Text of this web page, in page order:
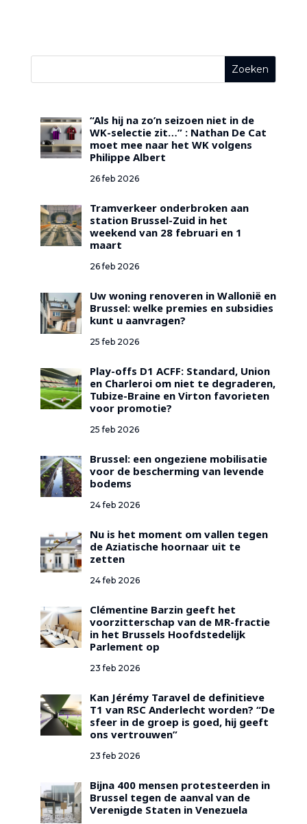
“Als hij na zo’n seizoen niet in de
WK-selectie zit…” : Nathan De Cat
moet mee naar het WK volgens
Philippe Albert
26 feb 2026
Tramverkeer onderbroken aan
station Brussel-Zuid in het
weekend van 28 februari en 1
maart
26 feb 2026
Uw woning renoveren in Wallonië en
Brussel: welke premies en subsidies
kunt u aanvragen?
25 feb 2026
Play-offs D1 ACFF: Standard, Union
en Charleroi om niet te degraderen,
Tubize-Braine en Virton favorieten
voor promotie?
25 feb 2026
Brussel: een ongeziene mobilisatie
voor de bescherming van levende
bodems
24 feb 2026
Nu is het moment om vallen tegen
de Aziatische hoornaar uit te
zetten
24 feb 2026
Clémentine Barzin geeft het
voorzitterschap van de MR-fractie
in het Brussels Hoofdstedelijk
Parlement op
23 feb 2026
Kan Jérémy Taravel de definitieve
T1 van RSC Anderlecht worden? “De
sfeer in de groep is goed, hij geeft
ons vertrouwen”
23 feb 2026
Bijna 400 mensen protesteerden in
Brussel tegen de aanval van de
Verenigde Staten in Venezuela